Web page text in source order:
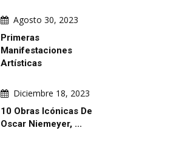
Agosto 30, 2023
Primeras
Manifestaciones
Artísticas
Diciembre 18, 2023
10 Obras Icónicas De
Oscar Niemeyer, ...